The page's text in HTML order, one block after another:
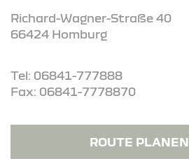
Richard-Wagner-Straße 40
66424 Homburg
Tel: 06841-777888
Fax: 06841-7778870
ROUTE PLANEN